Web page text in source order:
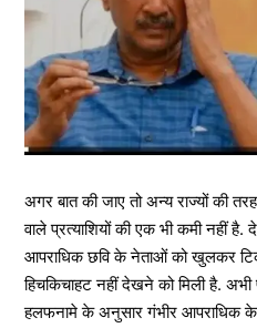
अगर बात की जाए तो अन्य राज्यों की
वाले प्रत्याशियों की एक भी कमी नहीं
आपराधिक छवि के नेताओं को खुलकर
हिचकिचाहट नहीं देखने को मिली है. अभी
हलफनामे के अनुसार गंभीर आपराधिक